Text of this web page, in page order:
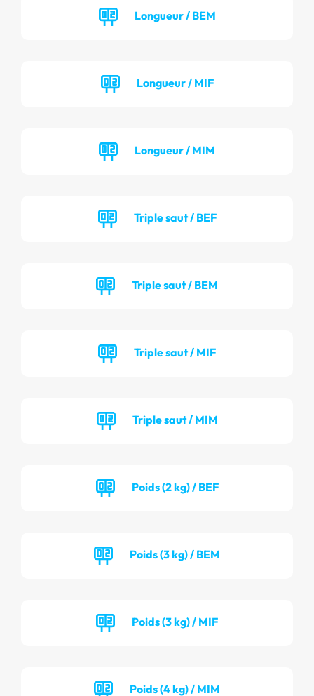
Longueur / BEM
Longueur / MIF
Longueur / MIM
Triple saut / BEF
Triple saut / BEM
Triple saut / MIF
Triple saut / MIM
Poids (2 kg) / BEF
Poids (3 kg) / BEM
Poids (3 kg) / MIF
Poids (4 kg) / MIM